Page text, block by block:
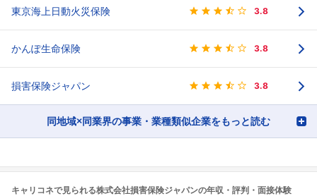
東京海上日動火災保険 3.8
かんぽ生命保険 3.8
損害保険ジャパン 3.8
同地域×同業界の事業・業種類似企業をもっと読む
キャリコネで見られる株式会社損害保険ジャパンの年収・評判・面接体験